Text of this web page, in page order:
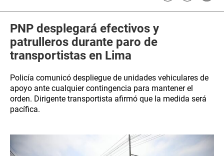
PNP desplegará efectivos y
patrulleros durante paro de
transportistas en Lima
Policía comunicó despliegue de unidades vehiculares de
apoyo ante cualquier contingencia para mantener el
orden. Dirigente transportista afirmó que la medida será
pacífica.